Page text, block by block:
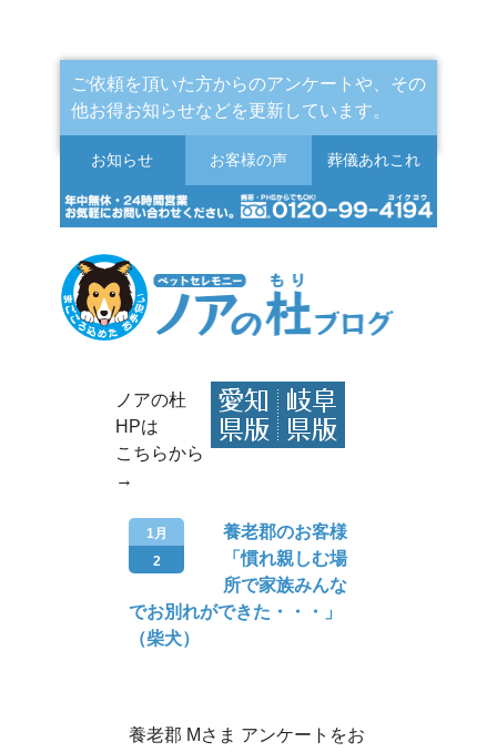
ご依頼を頂いた方からのアンケートや、その
他お得お知らせなどを更新しています。
お知らせ お客様の声 葬儀あれこれ
ノアの杜
HPは
こちらから
→
1月
2
養老郡のお客様
「慣れ親しむ場
所で家族みんな
でお別れができた・・・」
（柴犬）
養老郡 Mさま アンケートをお